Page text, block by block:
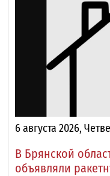
6 августа 2026,
В Брянской
объявляли